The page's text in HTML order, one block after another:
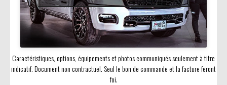
Caractéristiques, options, équipements et photos communiqués seulement à titre
indicatif. Document non contractuel. Seul le bon de commande et la facture feront
foi.